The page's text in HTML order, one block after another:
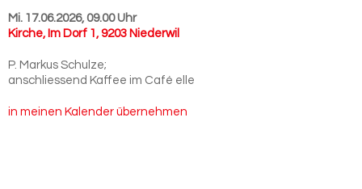
Mi. 17.06.2026, 09.00 Uhr
Kirche, Im Dorf 1, 9203 Niederwil
P. Markus Schulze;
anschliessend Kaffee im Café elle
in meinen Kalender übernehmen